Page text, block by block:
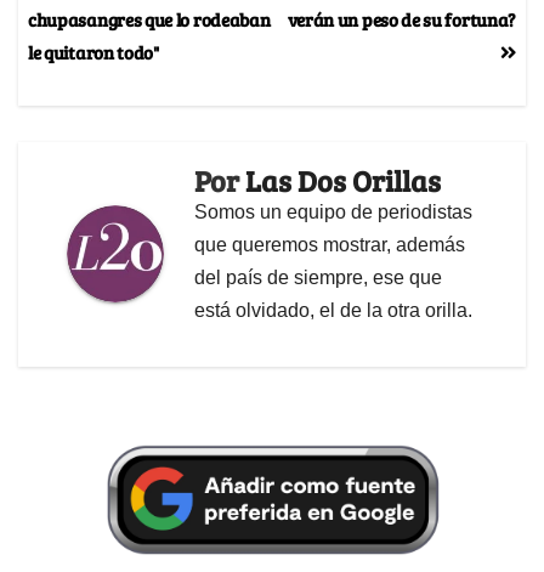
verán un peso de su fortuna?
chupasangres que lo rodeaban
le quitaron todo"
PorLas Dos Orillas
Somos un equipo de periodistas
que queremos mostrar, además
del país de siempre, ese que
está olvidado, el de la otra orilla.